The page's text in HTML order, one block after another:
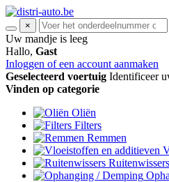
×
Uw mandje is leeg
Hallo, Gast
Inloggen of een account aanmaken
Geselecteerd voertuig Identificeer
Vinden op categorie
Oliën
Filters
Remmen
Ruitenwissers